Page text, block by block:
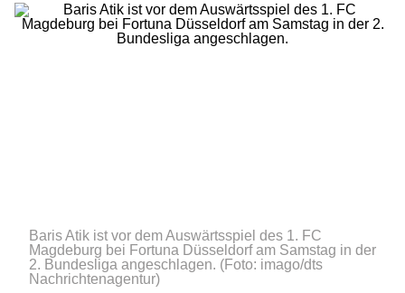
Baris Atik ist vor dem Auswärtsspiel des 1. FC
Magdeburg bei Fortuna Düsseldorf am Samstag in der
2. Bundesliga angeschlagen. (Foto: imago/dts
Nachrichtenagentur)